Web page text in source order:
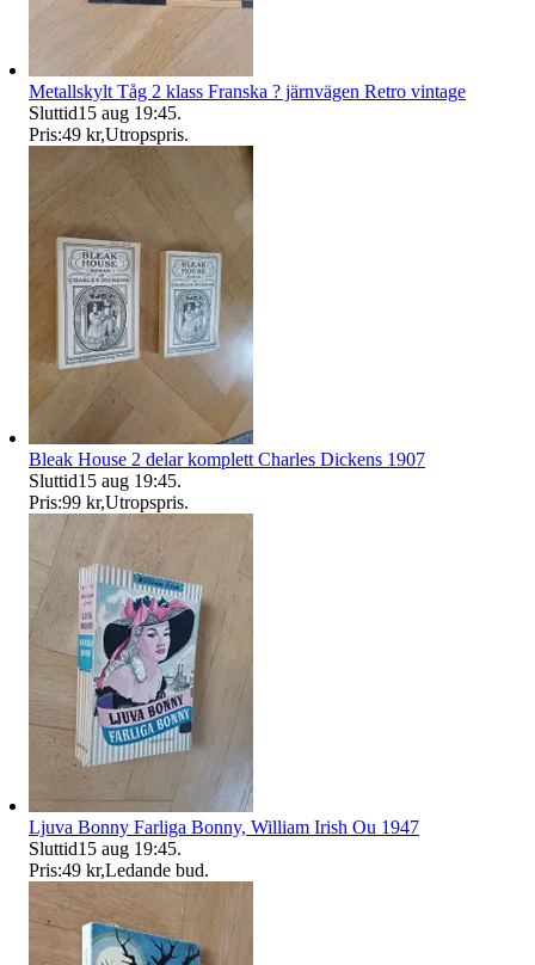
Metallskylt Tåg 2 klass Franska ? järnvägen Retro vintage
Sluttid15 aug 19:45.
Pris:49 kr,Utropspris.
Bleak House 2 delar komplett Charles Dickens 1907
Sluttid15 aug 19:45.
Pris:99 kr,Utropspris.
Ljuva Bonny Farliga Bonny, William Irish Ou 1947
Sluttid15 aug 19:45.
Pris:49 kr,Ledande bud.